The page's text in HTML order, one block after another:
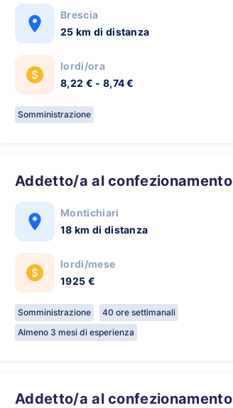
Brescia
25 km di distanza
lordi/ora
8,22 € - 8,74 €
Somministrazione
Addetto/a al confezionamento
Montichiari
18 km di distanza
lordi/mese
1925 €
Somministrazione
40 ore settimanali
Almeno 3 mesi di esperienza
Addetto/a al confezionamento 3